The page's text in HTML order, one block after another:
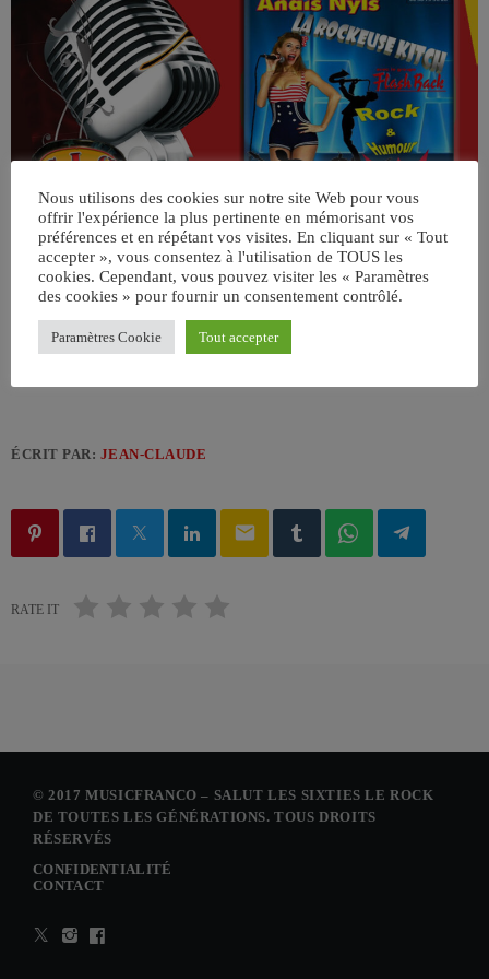
ÉCRIT PAR: JEAN-CLAUDE
email
RATE IT
© 2017 MUSICFRANCO – SALUT LES SIXTIES LE ROCK
DE TOUTES LES GÉNÉRATIONS. TOUS DROITS
RÉSERVÉS
CONFIDENTIALITÉ
CONTACT
Nous utilisons des cookies sur notre site Web pour vous
offrir l'expérience la plus pertinente en mémorisant vos
préférences et en répétant vos visites. En cliquant sur « Tout
accepter », vous consentez à l'utilisation de TOUS les
cookies. Cependant, vous pouvez visiter les « Paramètres
des cookies » pour fournir un consentement contrôlé.
Paramètres Cookie Tout accepter